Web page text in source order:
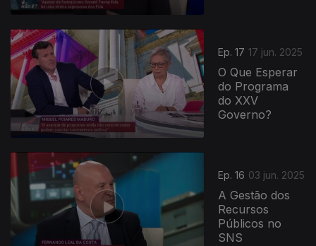
Ep. 17 17 jun. 2025
O Que Esperar
do Programa
do XXV
Governo?
Ep. 16 03 jun. 2025
A Gestão dos
Recursos
Públicos no
SNS